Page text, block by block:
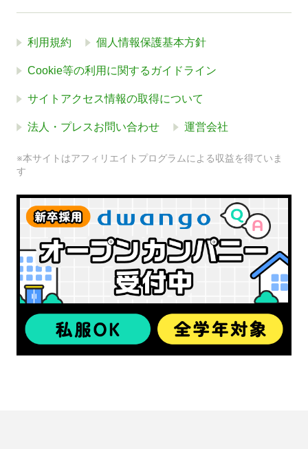
利用規約 個人情報保護基本方針
Cookie等の利用に関するガイドライン
サイトアクセス情報の取得について
法人・プレスお問い合わせ 運営会社
※本サイトはアフィリエイトプログラムによる収益を得ていま
す